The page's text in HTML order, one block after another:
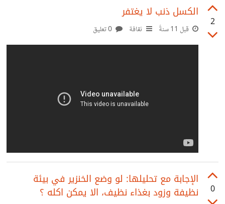
2
الكسل ذنب لا يغتفر
قبل 11 سنةً ثقافة
0
الإجابة مع تحليلها: لو وضع الخنزير في بيئة
نظيفة وزود بغذاء نظيف، الا يمكن اكله ؟